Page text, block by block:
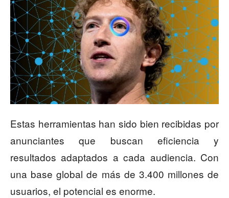
Estas herramientas han sido bien recibidas por
anunciantes que buscan eficiencia y
resultados adaptados a cada audiencia. Con
una base global de más de 3.400 millones de
usuarios, el potencial es enorme.